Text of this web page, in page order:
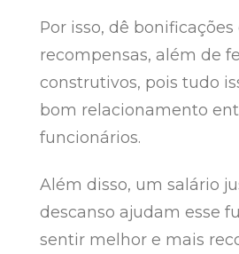
Por isso, dê bonificações
recompensas, além de
construtivos, pois tudo
bom relacionamento
funcionários.
Além disso, um salário
descanso ajudam esse
sentir melhor e mais